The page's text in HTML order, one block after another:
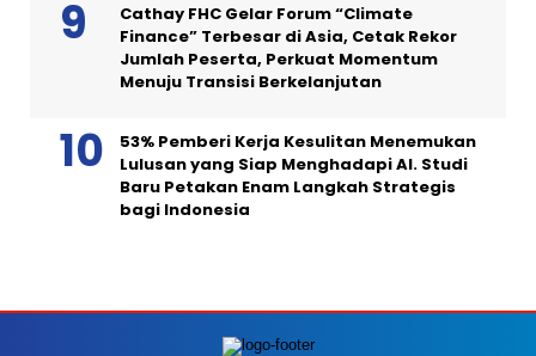
Cathay FHC Gelar Forum “Climate
Finance” Terbesar di Asia, Cetak Rekor
Jumlah Peserta, Perkuat Momentum
Menuju Transisi Berkelanjutan
53% Pemberi Kerja Kesulitan Menemukan
Lulusan yang Siap Menghadapi AI. Studi
Baru Petakan Enam Langkah Strategis
bagi Indonesia